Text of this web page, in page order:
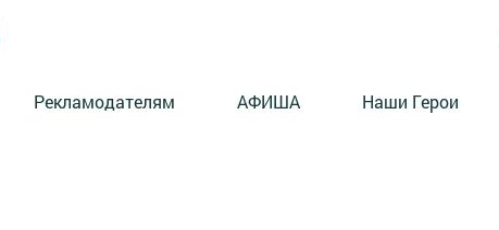
Рекламодателям АФИША Наши Герои